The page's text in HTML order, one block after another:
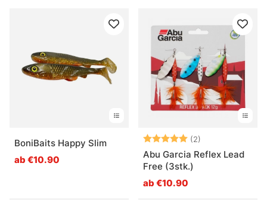
BoniBaits Happy Slim
ab €10.90
Bewertung:(2)
Abu Garcia Reflex Lead
Free (3stk.)
ab €10.90